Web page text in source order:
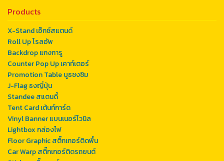
Products
X-Stand เอ็กซ์สแตนด์
Roll Up โรลอัพ
Backdrop แกงการู
Counter Pop Up เคาท์เตอร์
Promotion Table บูธชงชิม
J-Flag ธงญี่ปุ่น
Standee สแตนดี้
Tent Card เต้นท์การ์ด
Vinyl Banner แบนเนอร์ไวนิล
Lightbox กล่องไฟ
Floor Graphic สติ๊กเกอร์ติดพื้น
Car Warp สติ๊กเกอร์ติดรถยนต์